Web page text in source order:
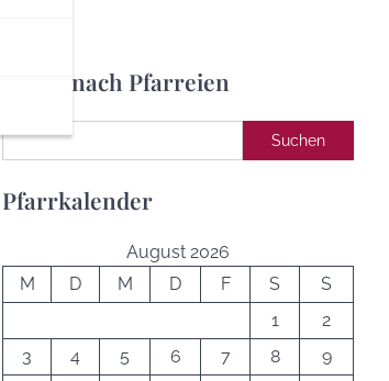
Suche nach Pfarreien
Suchen Suchen
Pfarrkalender
August 2026
M
D M D F S
S
1
2
3
4 5 6 7 8
9